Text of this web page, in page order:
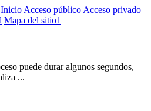
Inicio Acceso público Acceso privado
Mapa del sitio1
puede durar algunos segundos,
...